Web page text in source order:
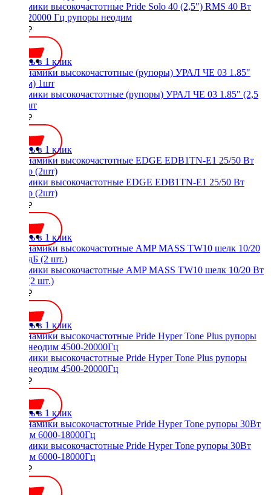
Динамики высокочастотные Pride Solo 40 (2,5") RMS 40 Вт
3500-20000 Гц рупоры неодим
4990 ₽
Купить в 1 клик
Динамики высокочастотные (рупоры) УРАЛ ЧЕ 03 1.85" (2,5
см) 1шт
3790 ₽
Купить в 1 клик
Динамики высокочастотные EDGE EDB1TN-E1 25/50 Вт
твитер (2шт)
2200 ₽
Купить в 1 клик
Динамики высокочастотные AMP MASS TW10 шелк 10/20 Вт
90дБ (2 шт.)
1300 ₽
Купить в 1 клик
Динамики высокочастотные Pride Hyper Tone Plus рупоры
40Вт неодим 4500-20000Гц
3900 ₽
Купить в 1 клик
Динамики высокочастотные Pride Hyper Tone рупоры 30Вт
неодим 6000-18000Гц
3200 ₽